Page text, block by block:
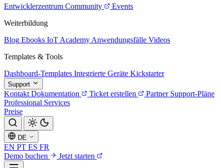
Entwicklerzentrum Community
Events
Weiterbildung
Blog Ebooks IoT Academy Anwendungsfälle Videos
Templates & Tools
Dashboard-Templates Integrierte Geräte Kickstarter
Support
Kontakt Dokumentation Ticket erstellen Partner Support-Pläne
Professional Services
Preise
DE
EN PT ES FR
Demo buchen
Jetzt starten